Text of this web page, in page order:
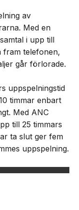
av
Med en
i upp till
fram telefonen,
går förlorade.
uppspelningstid
timmar enbart
Med ANC
till 25 timmars
ta slut ger fem
uppspelning.